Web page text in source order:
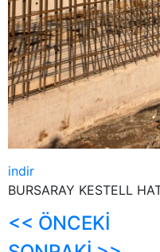
indir
BURSARAY KESTELL
<< ÖNCEKİ